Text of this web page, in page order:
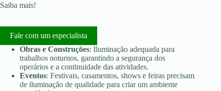
Saiba mais!
Fale com um especialista
Obras e Construções: Iluminação adequada para
trabalhos noturnos, garantindo a segurança dos
operários e a continuidade das atividades.
Eventos: Festivais, casamentos, shows e feiras precisam
de iluminação de qualidade para criar um ambiente